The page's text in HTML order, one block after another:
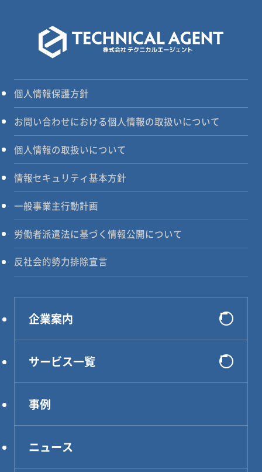
個人情報保護方針
お問い合わせにおける個人情報の取扱いについて
個人情報の取扱いについて
情報セキュリティ基本方針
一般事業主行動計画
労働者派遣法に基づく情報公開について
反社会的勢力排除宣言
企業案内
会社概要
選ばれる理由
企業理念
サービス一覧
システム開発
インフラ構築
DXソリューション
事例
ニュース